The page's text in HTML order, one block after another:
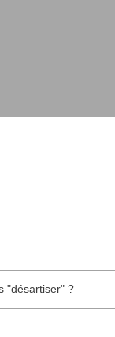
"désartiser" ?